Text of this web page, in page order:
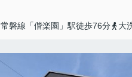
常磐線「偕楽園」駅徒歩76分 大